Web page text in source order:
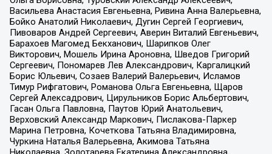
Васильева Анастасия Евгеньевна, Ривина Анна Валерьевна,
Бойко Анатолий Николаевич, Дугин Сергей Георгиевич,
Пивоваров Андрей Сергеевич, Аверин Виталий Евгеньевич,
Барахоев Магомед Бекханович, Шарипков Олег
Викторович, Мошель Ирина Ароновна, Шведов Григорий
Сергеевич, Пономарев Лев Александрович, Каргалицкий
Борис Юльевич, Созаев Валерий Валерьевич, Исламов
Тимур Рифгатович, Романова Ольга Евгеньевна, Щаров
Сергей Алексадрович, Цирульников Борис Альбертович,
Гасан Ольга Павловна, Паутов Юрий Анатольевич,
Верховский Александр Маркович, Пислакова-Паркер
Марина Петровна, Кочеткова Татьяна Владимировна,
Чуркина Наталья Валерьевна, Акимова Татьяна